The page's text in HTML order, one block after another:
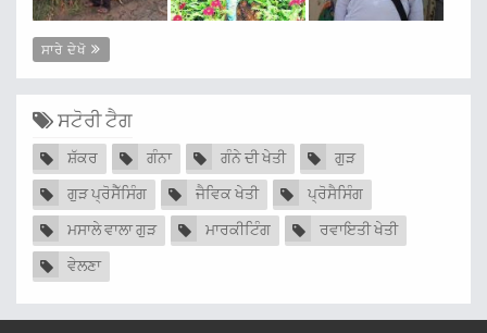
ਸਾਰੇ ਦੇਖੋ
ਸਟੋਰੀ ਟੈਗ
ਸ਼ੱਕਰ ਗੰਨਾ ਗੰਨੇ ਦੀ ਖੇਤੀ
ਗੁੜ
ਗੁੜ ਪ੍ਰੋਸੈੱਸਿੰਗ
ਜੈਵਿਕ ਖੇਤੀ
ਪ੍ਰੋਸੈਸਿੰਗ
ਮਸਾਲੇ ਵਾਲਾ ਗੁੜ
ਮਾਰਕੀਟਿੰਗ
ਰਵਾਇਤੀ ਖੇਤੀ
ਵੇਲਣਾ